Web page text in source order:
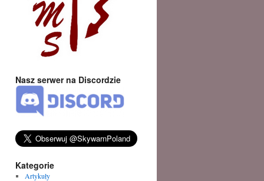
Nasz serwer na Discordzie
Kategorie
Artykuły